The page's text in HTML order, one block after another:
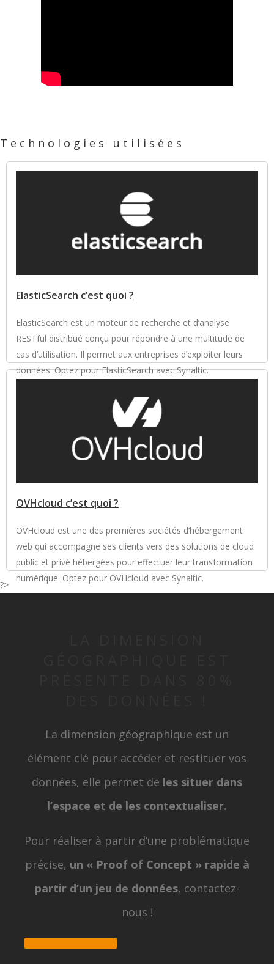
Technologies utilisées
ElasticSearch c’est quoi ?
ElasticSearch est un moteur de recherche et d’analyse
RESTful distribué conçu pour répondre à une multitude de
cas d’utilisation. Il permet aux entreprises d’exploiter leurs
données. Optez pour ElasticSearch avec Synaltic.
OVHcloud c’est quoi ?
OVHcloud est une des premières sociétés d’hébergement
web qui accompagne ses clients vers des solutions de cloud
public et privé hébergées pour effectuer leur transformation
numérique. Optez pour OVHcloud avec Synaltic.
?>
La dimension géographique est un
élément clé pour accéder et restituer vos
données, elle permet de les situer dans
l’espace et de les contextualiser.
Pour réaliser à partir d’une problématique
précise, un « Proof of Concept » rapide à
partir d’un jeu de données, contactez-
nous !